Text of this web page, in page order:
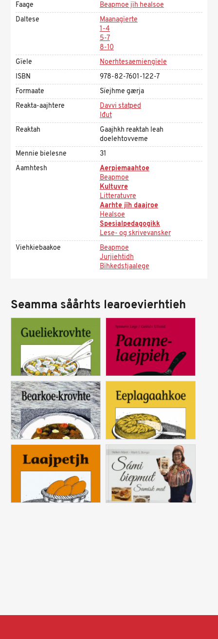
Faage
Beapmoe jïh healsoe
Daltese
Maanagïerte
1-4
5-7
8-10
Gïele
Noerhtesaemiengïele
ISBN
978-82-7601-122-7
Formaate
Sïejhme gærja
Reakta-aajhtere
Davvi statped
Iđut
Reaktah
Gaajhkh reaktah leah
doelehtovveme
Mennie bielesne
31
Aamhtesh
Aerpiemaahtoe
Beapmoe
Kultuvre
Litteratuvre
Aarhte jïh daajroe
Healsoe
Spesialpedagogikk
Lese- og skrivevansker
Viehkiebaakoe
Beapmoe
Jurjiehtidh
Bïhkedstjaalege
Seamma såårhts learoevierhtieh